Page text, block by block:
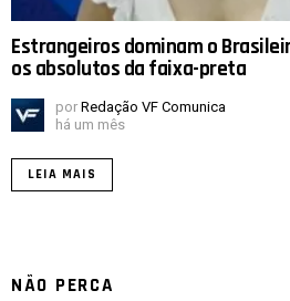
Estrangeiros dominam o
os absolutos da faixa-preta
por Redação VF Comunica
há um mês
LEIA MAIS
NÃO PERCA